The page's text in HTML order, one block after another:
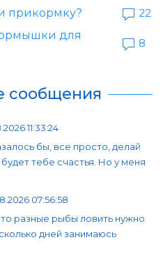
прикормку?
22
для
8
сообщения
11:33:24
бы, все просто, делай
тебе счастья. Но у меня
07:56:58
разные рыбы ловить нужно
дней занимаюсь